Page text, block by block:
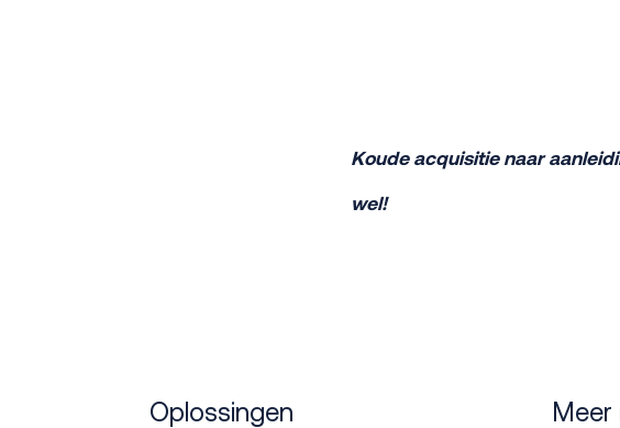
Koude acquisitie naar
wel!
Oplossingen